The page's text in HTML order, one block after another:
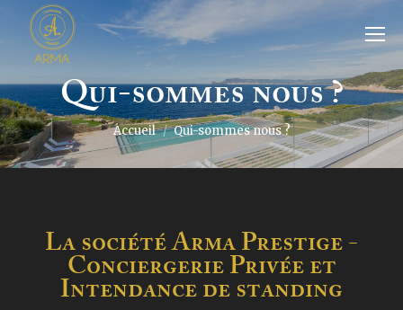
Qui-sommes nous ?
Vous êtes ici :Accueil Qui-sommes nous ?
La société Arma Prestige -
Conciergerie Privée et
Intendance de standing